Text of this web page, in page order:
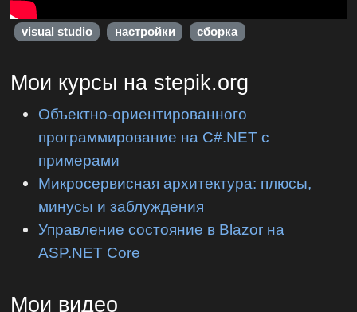
visual studio настройки сборка
Мои курсы на stepik.org
Объектно-ориентированного
программирование на C#.NET с
примерами
Микросервисная архитектура: плюсы,
минусы и заблуждения
Управление состояние в Blazor на
ASP.NET Core
Мои видео